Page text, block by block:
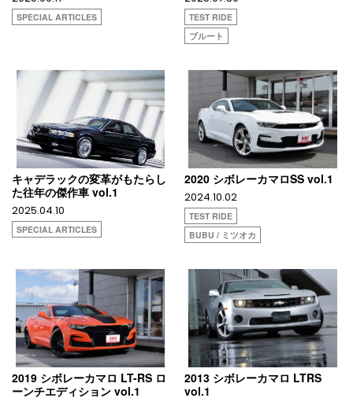
SPECIAL ARTICLES
TEST RIDE
ブルート
キャデラックの変革がもたらし
た往年の傑作車 vol.1
2025.04.10
SPECIAL ARTICLES
2020 シボレーカマロSS vol.1
2024.10.02
TEST RIDE
BUBU / ミツオカ
2019 シボレーカマロ LT-RS ロ
ーンチエディション vol.1
2013 シボレーカマロ LTRS
vol.1